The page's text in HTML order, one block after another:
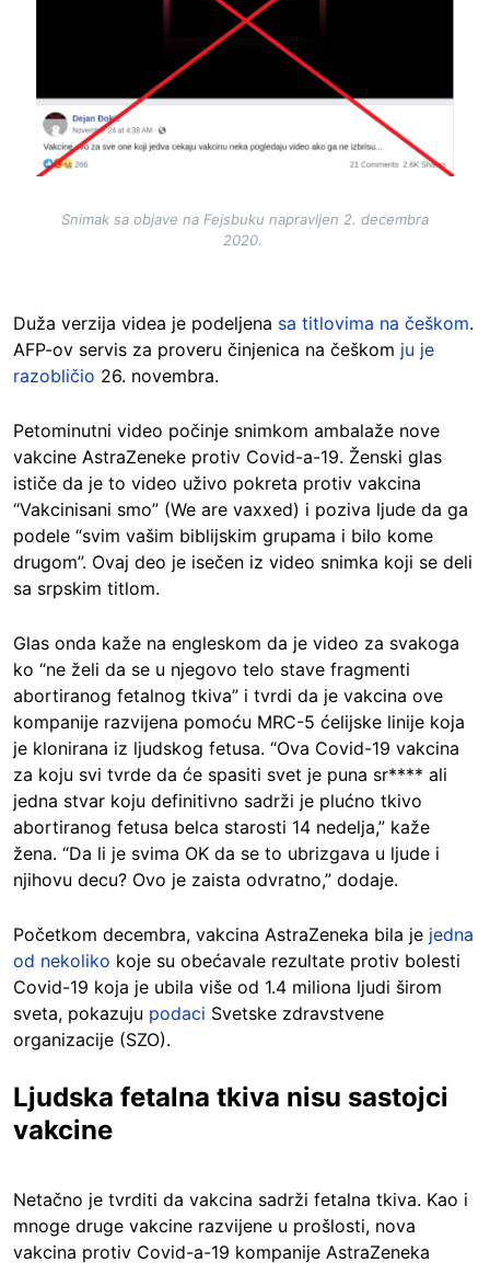
Snimak sa objave na Fejsbuku napravljen 2. decembra
2020.
Duža verzija videa je podeljena sa titlovima na češkom.
AFP-ov servis za proveru činjenica na češkom ju je
razobličio 26. novembra.
Petominutni video počinje snimkom ambalaže nove
vakcine AstraZeneke protiv Covid-a-19. Ženski glas
ističe da je to video uživo pokreta protiv vakcina
“Vakcinisani smo” (We are vaxxed) i poziva ljude da ga
podele “svim vašim biblijskim grupama i bilo kome
drugom”. Ovaj deo je isečen iz video snimka koji se deli
sa srpskim titlom.
Glas onda kaže na engleskom da je video za svakoga
ko “ne želi da se u njegovo telo stave fragmenti
abortiranog fetalnog tkiva” i tvrdi da je vakcina ove
kompanije razvijena pomoću MRC-5 ćelijske linije koja
je klonirana iz ljudskog fetusa. “Ova Covid-19 vakcina
za koju svi tvrde da će spasiti svet je puna sr**** ali
jedna stvar koju definitivno sadrži je plućno tkivo
abortiranog fetusa belca starosti 14 nedelja,” kaže
žena. “Da li je svima OK da se to ubrizgava u ljude i
njihovu decu? Ovo je zaista odvratno,” dodaje.
Početkom decembra, vakcina AstraZeneka bila je jedna
od nekoliko koje su obećavale rezultate protiv bolesti
Covid-19 koja je ubila više od 1.4 miliona ljudi širom
sveta, pokazuju podaci Svetske zdravstvene
organizacije (SZO).
Ljudska fetalna tkiva nisu sastojci
vakcine
Netačno je tvrditi da vakcina sadrži fetalna tkiva. Kao i
mnoge druge vakcine razvijene u prošlosti, nova
vakcina protiv Covid-a-19 kompanije AstraZeneka